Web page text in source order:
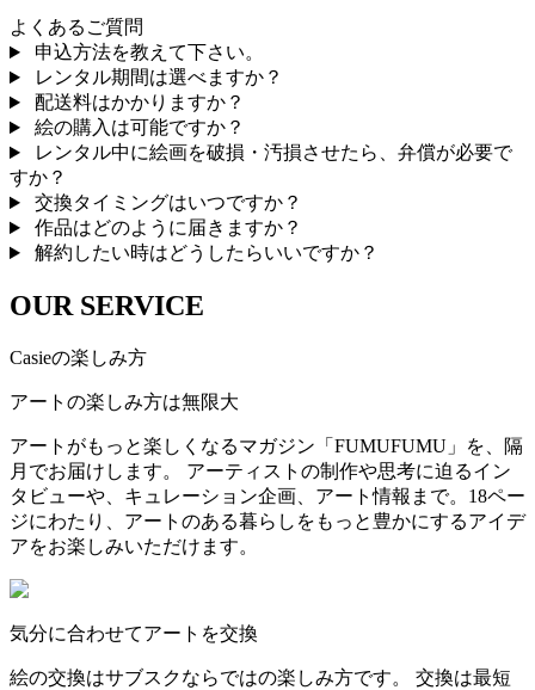
よくあるご質問
申込方法を教えて下さい。
レンタル期間は選べますか？
配送料はかかりますか？
絵の購入は可能ですか？
レンタル中に絵画を破損・汚損させたら、弁償が必要で
すか？
交換タイミングはいつですか？
作品はどのように届きますか？
解約したい時はどうしたらいいですか？
OUR SERVICE
Casieの楽しみ方
アートの楽しみ方は無限大
アートがもっと楽しくなるマガジン「FUMUFUMU」を、隔
月でお届けします。 アーティストの制作や思考に迫るイン
タビューや、キュレーション企画、アート情報まで。18ペー
ジにわたり、アートのある暮らしをもっと豊かにするアイデ
アをお楽しみいただけます。
気分に合わせてアートを交換
絵の交換はサブスクならではの楽しみ方です。 交換は最短